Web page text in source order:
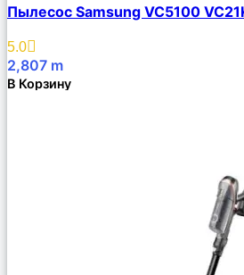
Описание
Избранное
Пылесос Samsung VC5100
5.0
2,807 m
В Корзину